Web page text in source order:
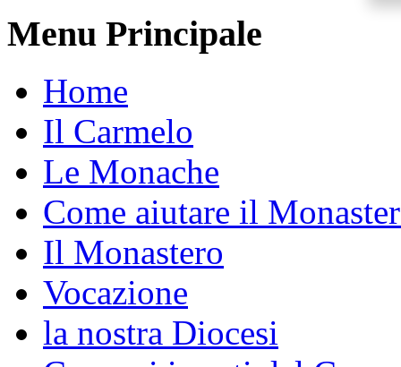
Menu Principale
Home
Il Carmelo
Le Monache
Come aiutare il
Il Monastero
Vocazione
la nostra Diocesi